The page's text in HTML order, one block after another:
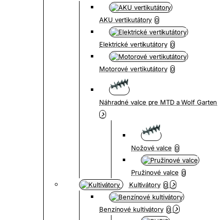
AKU vertikutátory 0
Elektrické vertikutátory 0
Motorové vertikutátory 0
Náhradné valce pre MTD a Wolf Garten
Nožové valce 0
Pružinové valce 0
Kultivátory 0
Benzínové kultivátory 0